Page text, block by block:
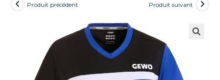
Produit précédent Produit suivant